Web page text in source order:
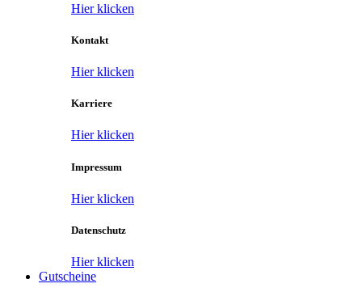
Hier klicken
Kontakt
Hier klicken
Karriere
Hier klicken
Impressum
Hier klicken
Datenschutz
Hier klicken
Gutscheine